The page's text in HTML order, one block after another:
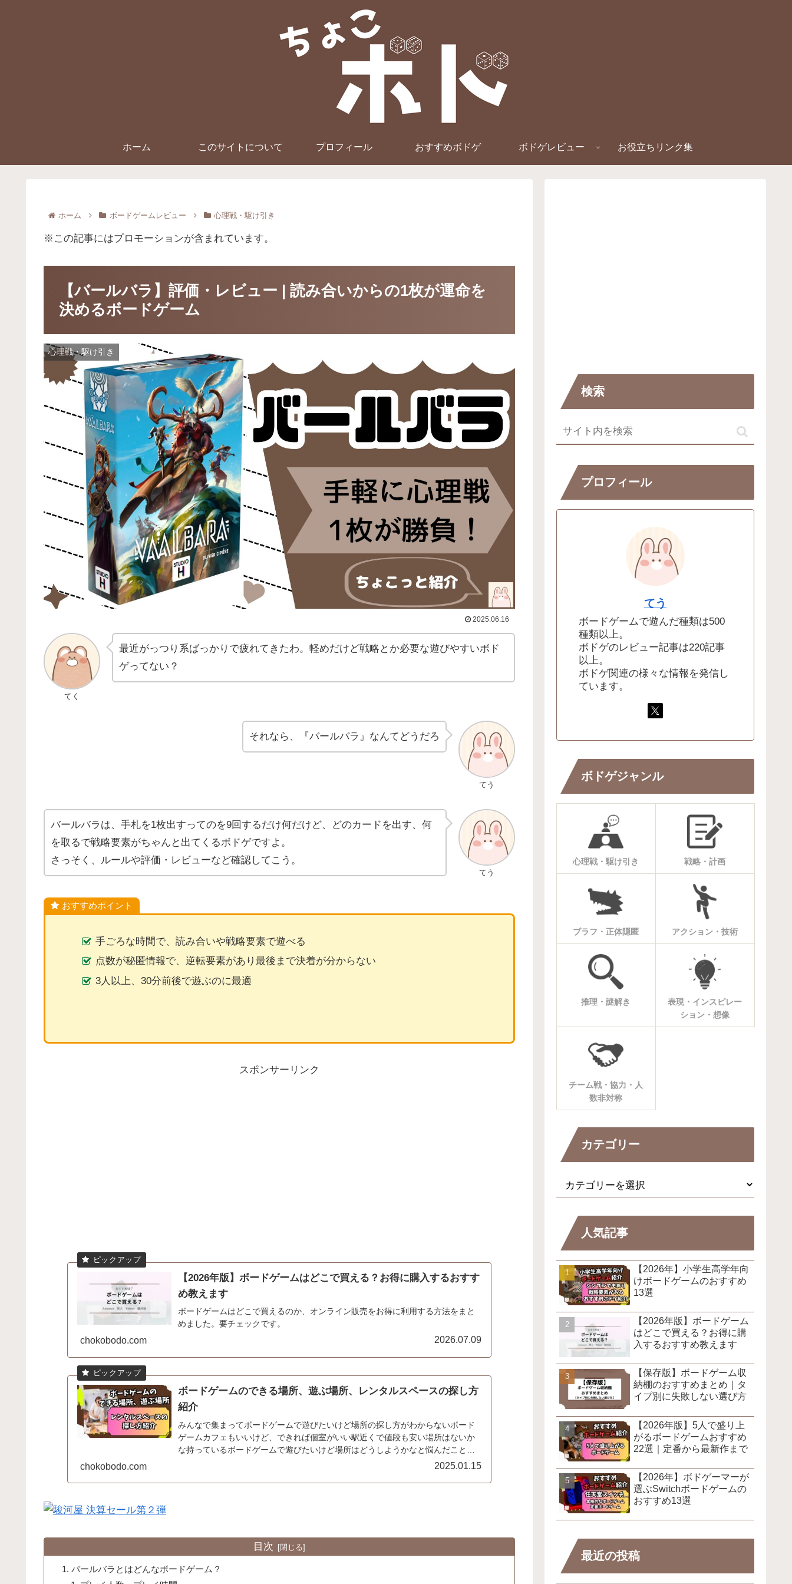
ホーム このサイトについて プロフィール おすすめボドゲ ボドゲレビュー お役立ちリンク集
ホーム ボードゲームレビュー 心理戦・駆け引き
※この記事にはプロモーションが含まれています。
【バールバラ】評価・レビュー | 読み合いからの1枚が運命を
決めるボードゲーム
心理戦・駆け引き
2025.06.16
てく
最近がっつり系ばっかりで疲れてきたわ。軽めだけど戦略とか必要な遊びやすいボド
ゲってない？
てう
それなら、『バールバラ』なんてどうだろ
てう
バールバラは、手札を1枚出すってのを9回するだけ何だけど、どのカードを出す、何
を取るで戦略要素がちゃんと出てくるボドゲですよ。
さっそく、ルールや評価・レビューなど確認してこう。
おすすめポイント
手ごろな時間で、読み合いや戦略要素で遊べる
点数が秘匿情報で、逆転要素があり最後まで決着が分からない
3人以上、30分前後で遊ぶのに最適
スポンサーリンク
【2026年版】ボードゲームはどこで買える？お得に購入するおすす
め教えます
ボードゲームはどこで買えるのか、オンライン販売をお得に利用する方法をまと
めました。要チェックです。
chokobodo.com 2026.07.09
ボードゲームのできる場所、遊ぶ場所、レンタルスペースの探し方
紹介
みんなで集まってボードゲームで遊びたいけど場所の探し方がわからないボード
ゲームカフェもいいけど、できれば個室がいい駅近くで値段も安い場所はないか
な持っているボードゲームで遊びたいけど場所はどうしようかなと悩んだことは
chokobodo.com 2025.01.15
目次
バールバラとはどんなボードゲーム？
検索
プロフィール
てう
ボードゲームで遊んだ種類は500
種類以上。
ボドゲのレビュー記事は220記事
以上。
ボドゲ関連の様々な情報を発信し
ています。
ボドゲジャンル
心理戦・駆け引き 戦略・計画
ブラフ・正体隠匿 アクション・技術
推理・謎解き
表現・インスピレー
ション・想像
チーム戦・協力・人
数非対称
カテゴリー
人気記事
【2026年】小学生高学年向
けボードゲームのおすすめ
13選
【2026年版】ボードゲーム
はどこで買える？お得に購
入するおすすめ教えます
【保存版】ボードゲーム収
納棚のおすすめまとめ｜タ
イプ別に失敗しない選び方
【2026年版】5人で盛り上
がるボードゲームおすすめ
22選｜定番から最新作まで
【2026年】ボドゲーマーが
選ぶSwitchボードゲームの
おすすめ13選
最近の投稿